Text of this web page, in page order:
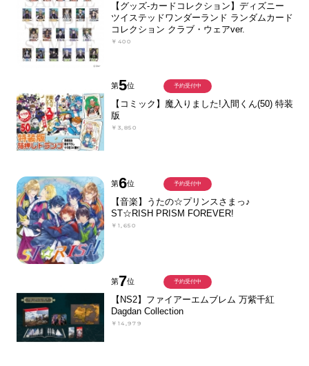
【グッズ-カードコレクション】ディズニー
ツイステッドワンダーランド ランダムカード
コレクション クラブ・ウェアver.
￥400
第5位
【コミック】魔入りました!入間くん(50) 特装
版
￥3,850
予約受付中
第6位
【音楽】うたの☆プリンスさまっ♪
ST☆RISH PRISM FOREVER!
￥1,650
予約受付中
第7位
【NS2】ファイアーエムブレム 万紫千紅
Dagdan Collection
￥14,979
予約受付中